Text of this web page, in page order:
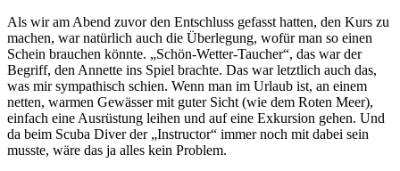
Als wir am Abend zuvor den Entschluss gefasst hatten, den Kurs zu
machen, war natürlich auch die Überlegung, wofür man so einen
Schein brauchen könnte. „Schön-Wetter-Taucher“, das war der
Begriff, den Annette ins Spiel brachte. Das war letztlich auch das,
was mir sympathisch schien. Wenn man im Urlaub ist, an einem
netten, warmen Gewässer mit guter Sicht (wie dem Roten Meer),
einfach eine Ausrüstung leihen und auf eine Exkursion gehen. Und
da beim Scuba Diver der „Instructor“ immer noch mit dabei sein
musste, wäre das ja alles kein Problem.